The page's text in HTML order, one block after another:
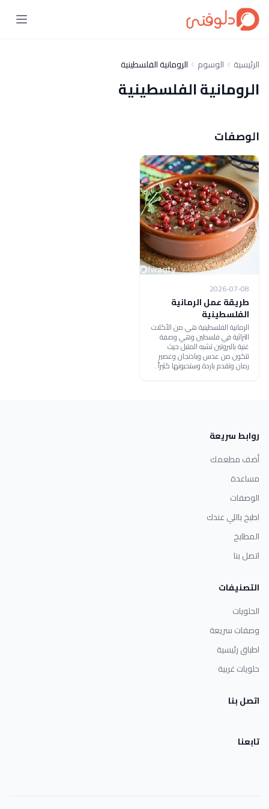
الرئيسية الوسوم الرومانية الفلسطينية
الرومانية الفلسطينية
الوصفات
2026-07-08
طريقة عمل الرمانية
الفلسطينية
الرمانية الفلسطينية هي من الأكلات
التراثية في فلسطين وهي وصفة
غنية بالبروتين تشبه المتبل حيث
تتكون من عدس وباذنجان وعصير
رمان وتقدم باردة وستحبونها كثيراً .
روابط سريعة
أضف مطعمك
مساعدة
الوصفات
اطبخ باللي عندك
المطابخ
اتصل بنا
التصنيفات
الحلويات
وصفات سريعة
اطباق رئيسية
حلويات غربية
اتصل بنا
تابعنا